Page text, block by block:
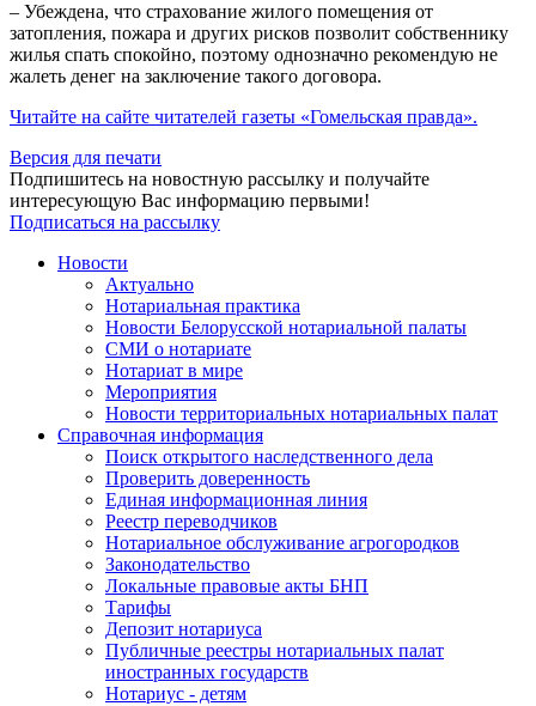
– Убеждена, что страхование жилого помещения от
затопления, пожара и других рисков позволит собственнику
жилья спать спокойно, поэтому одно­значно рекомендую не
жалеть денег на заключение такого договора.
Читайте на сайте читателей газеты «Гомельская правда».
Версия для печати
Подпишитесь на новостную рассылку и получайте
интересующую Вас информацию первыми!
Подписаться на рассылку
Новости
Актуально
Нотариальная практика
Новости Белорусской нотариальной палаты
СМИ о нотариате
Нотариат в мире
Мероприятия
Новости территориальных нотариальных палат
Справочная информация
Поиск открытого наследственного дела
Проверить доверенность
Единая информационная линия
Реестр переводчиков
Нотариальное обслуживание агрогородков
Законодательство
Локальные правовые акты БНП
Тарифы
Депозит нотариуса
Публичные реестры нотариальных палат
иностранных государств
Нотариус - детям